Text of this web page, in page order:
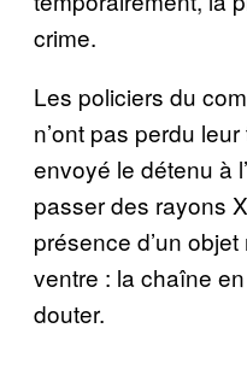
crime.
Les policiers du
n’ont pas perdu
envoyé le détenu à
passer des rayons
présence d’un
ventre : la chaîne
douter.